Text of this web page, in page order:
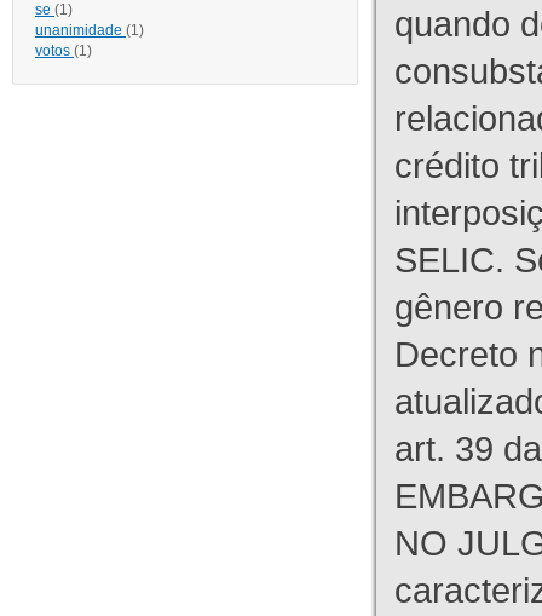
se (1)
unanimidade (1)
votos (1)
quando
crédito
SELIC.
gênero
Decreto
art. 39
NO